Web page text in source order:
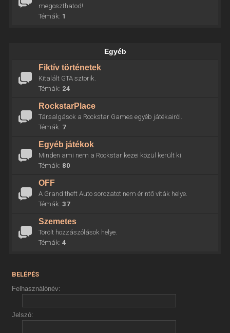
megoszthatod!
Témák: 1
Egyéb
Fiktív történetek
Kitalált GTA sztorik.
Témák: 24
RockstarPlace
Társalgások a Rockstar Games egyéb játékairól.
Témák: 7
Egyéb játékok
Minden ami nem a Rockstar kezei közül került ki.
Témák: 80
OFF
A Grand theft Auto sorozatot nem érintő viták helye.
Témák: 37
Szemetes
Törölt hozzászólások helye.
Témák: 4
BELÉPÉS
Felhasználónév:
Jelszó: